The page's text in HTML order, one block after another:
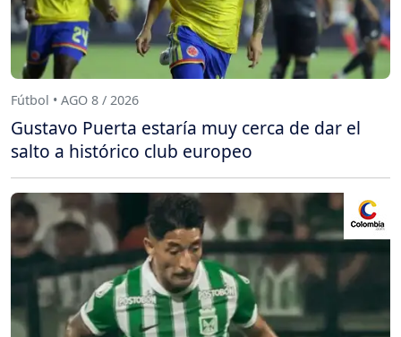
Fútbol • AGO 8 / 2026
Gustavo Puerta estaría muy cerca de dar el
salto a histórico club europeo